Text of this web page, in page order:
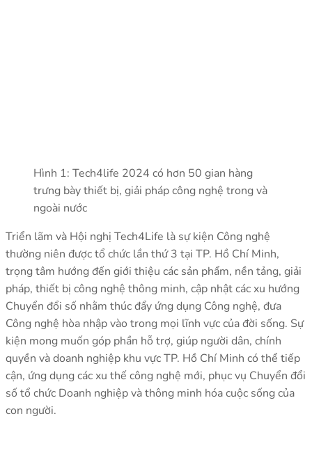
Hình 1: Tech4life 2024 có hơn 50 gian hàng
trưng bày thiết bị, giải pháp công nghệ trong và
ngoài nước
Triển lãm và Hội nghị Tech4Life là sự kiện Công nghệ
thường niên được tổ chức lần thứ 3 tại TP. Hồ Chí Minh,
trọng tâm hướng đến giới thiệu các sản phẩm, nền tảng, giải
pháp, thiết bị công nghệ thông minh, cập nhật các xu hướng
Chuyển đổi số nhằm thúc đẩy ứng dụng Công nghệ, đưa
Công nghệ hòa nhập vào trong mọi lĩnh vực của đời sống. Sự
kiện mong muốn góp phần hỗ trợ, giúp người dân, chính
quyền và doanh nghiệp khu vực TP. Hồ Chí Minh có thể tiếp
cận, ứng dụng các xu thế công nghệ mới, phục vụ Chuyển đổi
số tổ chức Doanh nghiệp và thông minh hóa cuộc sống của
con người.